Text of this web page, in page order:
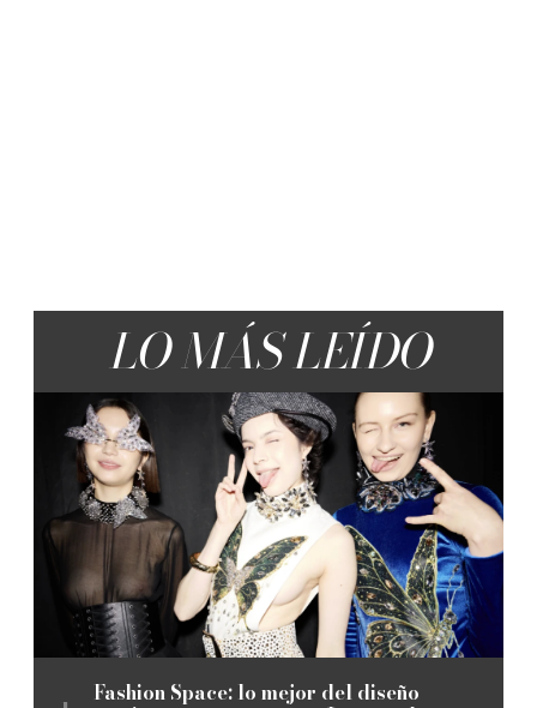
LO MÁS LEÍDO
Fashion Space: lo mejor del diseño